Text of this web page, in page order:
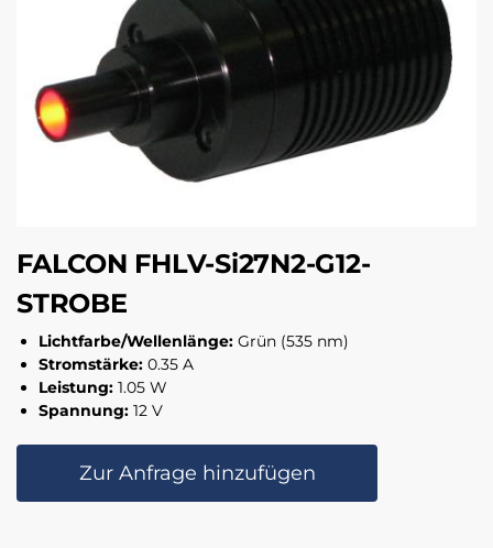
FALCON FHLV-Si27N2-G12-
STROBE
Lichtfarbe/Wellenlänge: Grün (535 nm)
Stromstärke: 0.35 A
Leistung: 1.05 W
Spannung: 12 V
Zur Anfrage hinzufügen